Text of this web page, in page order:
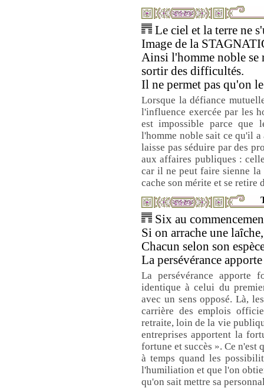
Le ciel et la terre ne
Image de la
Ainsi l'homme noble se
sortir des difficultés.
Il ne permet pas qu'on
Lorsque la défiance
l'influence exercée par les
est impossible parce que
l'homme noble sait ce qu'il
laisse pas séduire par des
aux affaires publiques :
car il ne peut faire sienne la
cache son mérite et se retire
Six au
Si on arrache une
Chacun selon son
La persévérance
La persévérance apporte
identique à celui du
avec un sens opposé. Là,
carrière des emplois
retraite, loin de la vie
entreprises apportent la
fortune et succès ». Ce n'est
à temps quand les
l'humiliation et que l'on
qu'on sait mettre sa